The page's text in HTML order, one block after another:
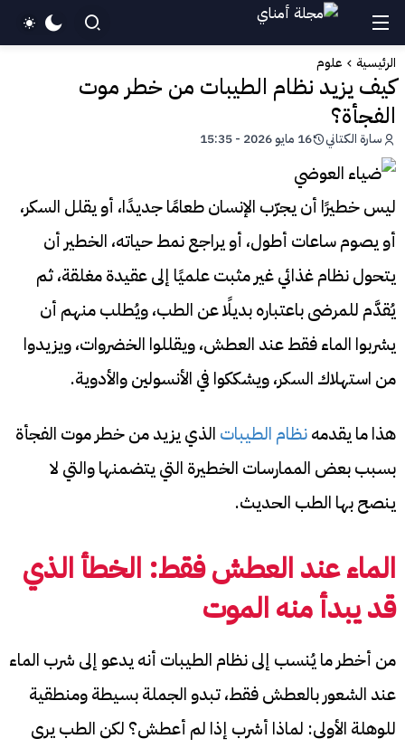
الرئيسية علوم
كيف يزيد نظام الطيبات من خطر موت
الفجأة؟
سارة الكتاني 16 مايو 2026 - 15:35
ليس خطيرًا أن يجرّب الإنسان طعامًا جديدًا، أو يقلل السكر،
أو يصوم ساعات أطول، أو يراجع نمط حياته، الخطير أن
يتحول نظام غذائي غير مثبت علميًا إلى عقيدة مغلقة، ثم
يُقدَّم للمرضى باعتباره بديلًا عن الطب، ويُطلب منهم أن
يشربوا الماء فقط عند العطش، ويقللوا الخضروات، ويزيدوا
من استهلاك السكر، ويشككوا في الأنسولين والأدوية.
هذا ما يقدمهنظام الطيبات الذي يزيد من خطر موت الفجأة
بسبب بعض الممارسات الخطيرة التي يتضمنها والتي لا
ينصح بها الطب الحديث.
الماء عند العطش فقط: الخطأ الذي
قد يبدأ منه الموت
من أخطر ما يُنسب إلى نظام الطيبات أنه يدعو إلى شرب الماء
عند الشعور بالعطش فقط، تبدو الجملة بسيطة ومنطقية
للوهلة الأولى: لماذا أشرب إذا لم أعطش؟ لكن الطب يرى